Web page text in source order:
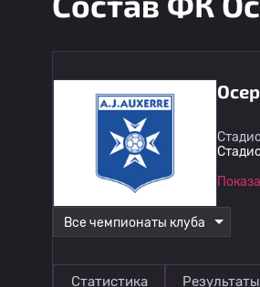
Осер
Все чемпионаты клуба
Статистика Результаты